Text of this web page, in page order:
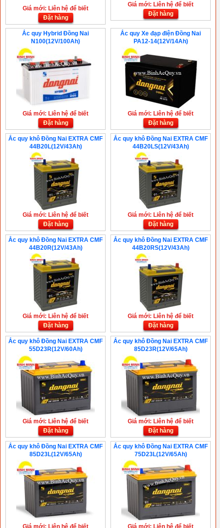
Giá mới: Liên hệ để biết
Đặt hàng
Giá mới: Liên hệ để biết
Đặt hàng
Ắc quy Hybrid Đồng Nai
N100(12V/100Ah)
Giá mới: Liên hệ để biết
Đặt hàng
Ắc quy Xe đạp điện Đồng Nai
PA12-14(12V/14Ah)
Giá mới: Liên hệ để biết
Đặt hàng
Ắc quy khô Đồng Nai EXTRA CMF
44B20L(12V/43Ah)
Giá mới: Liên hệ để biết
Đặt hàng
Ắc quy khô Đồng Nai EXTRA CMF
44B20LS(12V/43Ah)
Giá mới: Liên hệ để biết
Đặt hàng
Ắc quy khô Đồng Nai EXTRA CMF
44B20R(12V/43Ah)
Giá mới: Liên hệ để biết
Đặt hàng
Ắc quy khô Đồng Nai EXTRA CMF
44B20RS(12V/43Ah)
Giá mới: Liên hệ để biết
Đặt hàng
Ắc quy khô Đồng Nai EXTRA CMF
55D23R(12V/60Ah)
Giá mới: Liên hệ để biết
Đặt hàng
Ắc quy khô Đồng Nai EXTRA CMF
85D23R(12V/65Ah)
Giá mới: Liên hệ để biết
Đặt hàng
Ắc quy khô Đồng Nai EXTRA CMF
85D23L(12V/65Ah)
Giá mới: Liên hệ để biết
Ắc quy khô Đồng Nai EXTRA CMF
75D23L(12V/65Ah)
Giá mới: Liên hệ để biết